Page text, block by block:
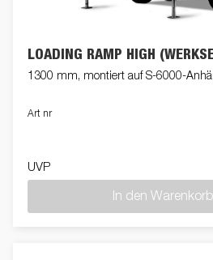
LOADING RAMP HIGH
1300 mm, montiert auf S-6000-
Art nr
UVP
In den Warenkorb